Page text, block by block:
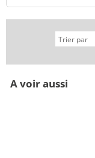
A voir aussi